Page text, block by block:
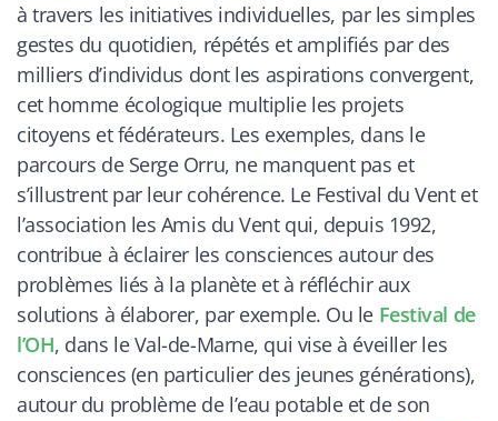
à travers les initiatives individuelles, par les simples
gestes du quotidien, répétés et amplifiés par des
milliers d’individus dont les aspirations convergent,
cet homme écologique multiplie les projets
citoyens et fédérateurs. Les exemples, dans le
parcours de Serge Orru, ne manquent pas et
s’illustrent par leur cohérence. Le Festival du Vent et
l’association les Amis du Vent qui, depuis 1992,
contribue à éclairer les consciences autour des
problèmes liés à la planète et à réfléchir aux
solutions à élaborer, par exemple. Ou le Festival de
l’OH, dans le Val-de-Marne, qui vise à éveiller les
consciences (en particulier des jeunes générations),
autour du problème de l’eau potable et de son